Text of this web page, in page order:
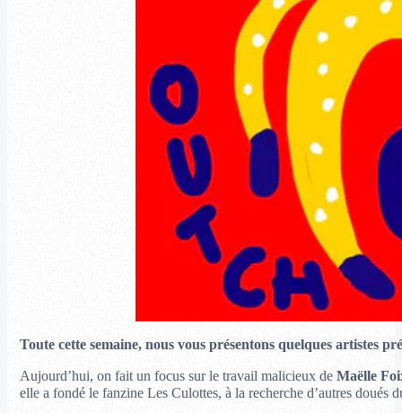
Toute cette semaine, nous vous présentons quelques artistes
Aujourd’hui, on fait un focus sur le travail malicieux deMaëlle
elle a fondé le fanzine Les Culottes, à la recherche d’autres